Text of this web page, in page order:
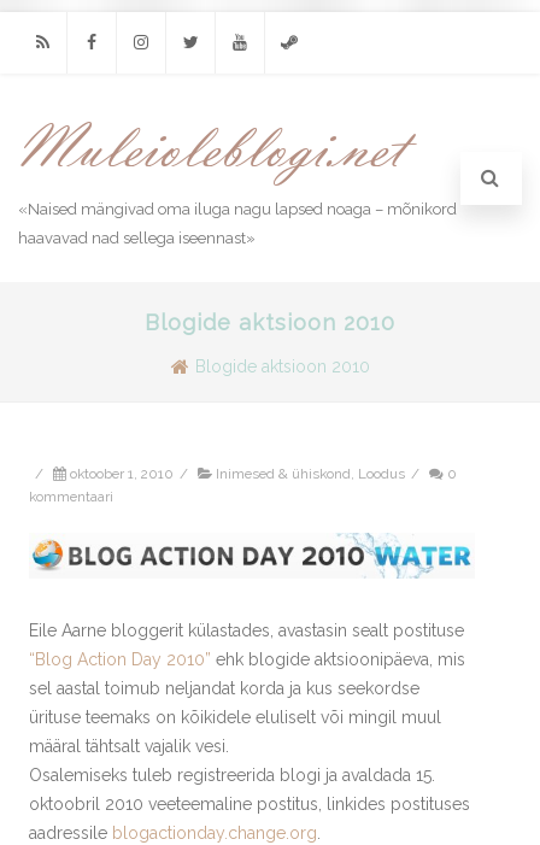
«Naised mängivad oma iluga nagu lapsed noaga – mõnikord
haavavad nad sellega iseennast»
Blogide aktsioon 2010
Blogide aktsioon 2010
/ oktoober 1, 2010 / Inimesed & ühiskond, Loodus /
0
kommentaari
Eile Aarne bloggerit külastades, avastasin sealt postituse
“Blog Action Day 2010” ehk blogide aktsioonipäeva, mis
sel aastal toimub neljandat korda ja kus seekordse
ürituse teemaks on kõikidele eluliselt või mingil muul
määral tähtsalt vajalik vesi.
Osalemiseks tuleb registreerida blogi ja avaldada 15.
oktoobril 2010 veeteemaline postitus, linkides postituses
aadressile blogactionday.change.org.